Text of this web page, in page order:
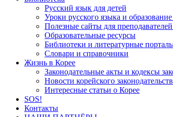
Русский язык для детей
Уроки русского языка и
Полезные сайты для
Образовательные ресурсы
Библиотеки и литературные
Словари и справочники
Жизнь в Корее
Законодательные акты и кодексы
Новости корейского
Интересные статьи о Корее
SOS!
Контакты